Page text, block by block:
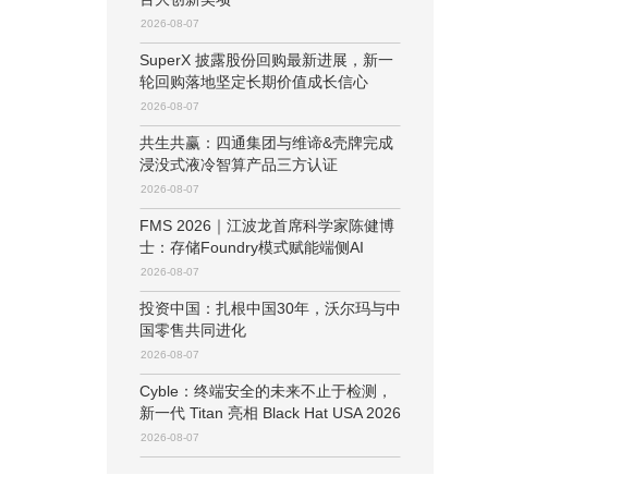
2026-08-07
SuperX 披露股份回购最新进展，新一
轮回购落地坚定长期价值成长信心
2026-08-07
共生共赢：四通集团与维谛&壳牌完成
浸没式液冷智算产品三方认证
2026-08-07
FMS 2026｜江波龙首席科学家陈健博
士：存储Foundry模式赋能端侧AI
2026-08-07
投资中国：扎根中国30年，沃尔玛与中
国零售共同进化
2026-08-07
Cyble：终端安全的未来不止于检测，
新一代 Titan 亮相 Black Hat USA 2026
2026-08-07